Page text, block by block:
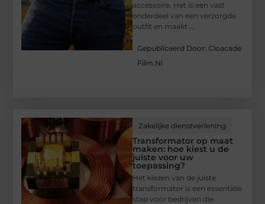
accessoire. Het is een vast
onderdeel van een verzorgde
outfit en maakt ...
Gepubliceerd Door: Cloacade
Film.nl
Zakelijke dienstverlening
Transformator op maat
maken: hoe kiest u de
juiste voor uw
toepassing?
Het kiezen van de juiste
transformator is een essentiële
stap voor bedrijven die